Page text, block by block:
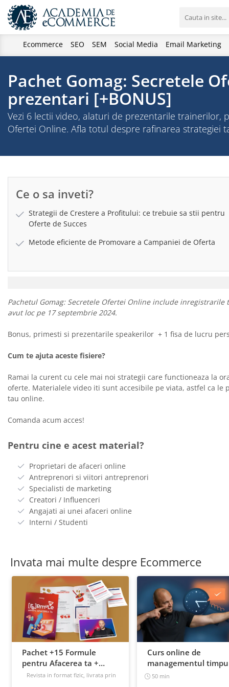
Ecommerce SEO SEM Social Media Email Marketing
Pachet Gomag: Secretele
prezentari [+BONUS]
Vezi 6 lectii video, alaturi de prezentarile trainerilor,
Ofertei Online. Afla totul despre rafinarea strategiei
Ce o sa inveti?
Strategii de Crestere a Profitului: ce trebuie sa stii pentru
Oferte de Succes
Metode eficiente de Promovare a Campaniei de Oferta
Pachetul Gomag: Secretele Ofertei Online include
avut loc pe 17 septembrie 2024.
Bonus, primesti si prezentarile speakerilor + 1 fisa de lucru
Cum te ajuta aceste fisiere?
Ramai la curent cu cele mai noi strategii care functioneaza la
oferte. Materialele video iti sunt accesibile pe viata, astfel ca
tau online.
Comanda acum acces!
Pentru cine e acest material?
Proprietari de afaceri online
Antreprenori si viitori antreprenori
Specialisti de marketing
Creatori / Influenceri
Angajati ai unei afaceri online
Interni / Studenti
Invata mai multe despre Ecommerce
Pachet +15 Formule
pentru Afacerea ta +
Prompt-uri dedicate +
Revista in format fizic, livrata prin
Curs online de
managementul
cum sa prioritizezi si
50 min